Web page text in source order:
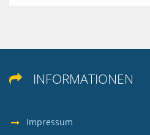
 INFORMATIONEN
Impressum